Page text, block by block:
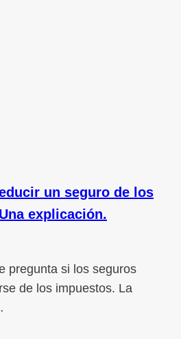
un seguro de los
explicación.
pregunta si los seguros
de los impuestos. La